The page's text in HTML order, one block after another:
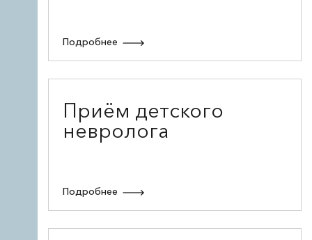
Подробнее
Приём детского
невролога
Подробнее